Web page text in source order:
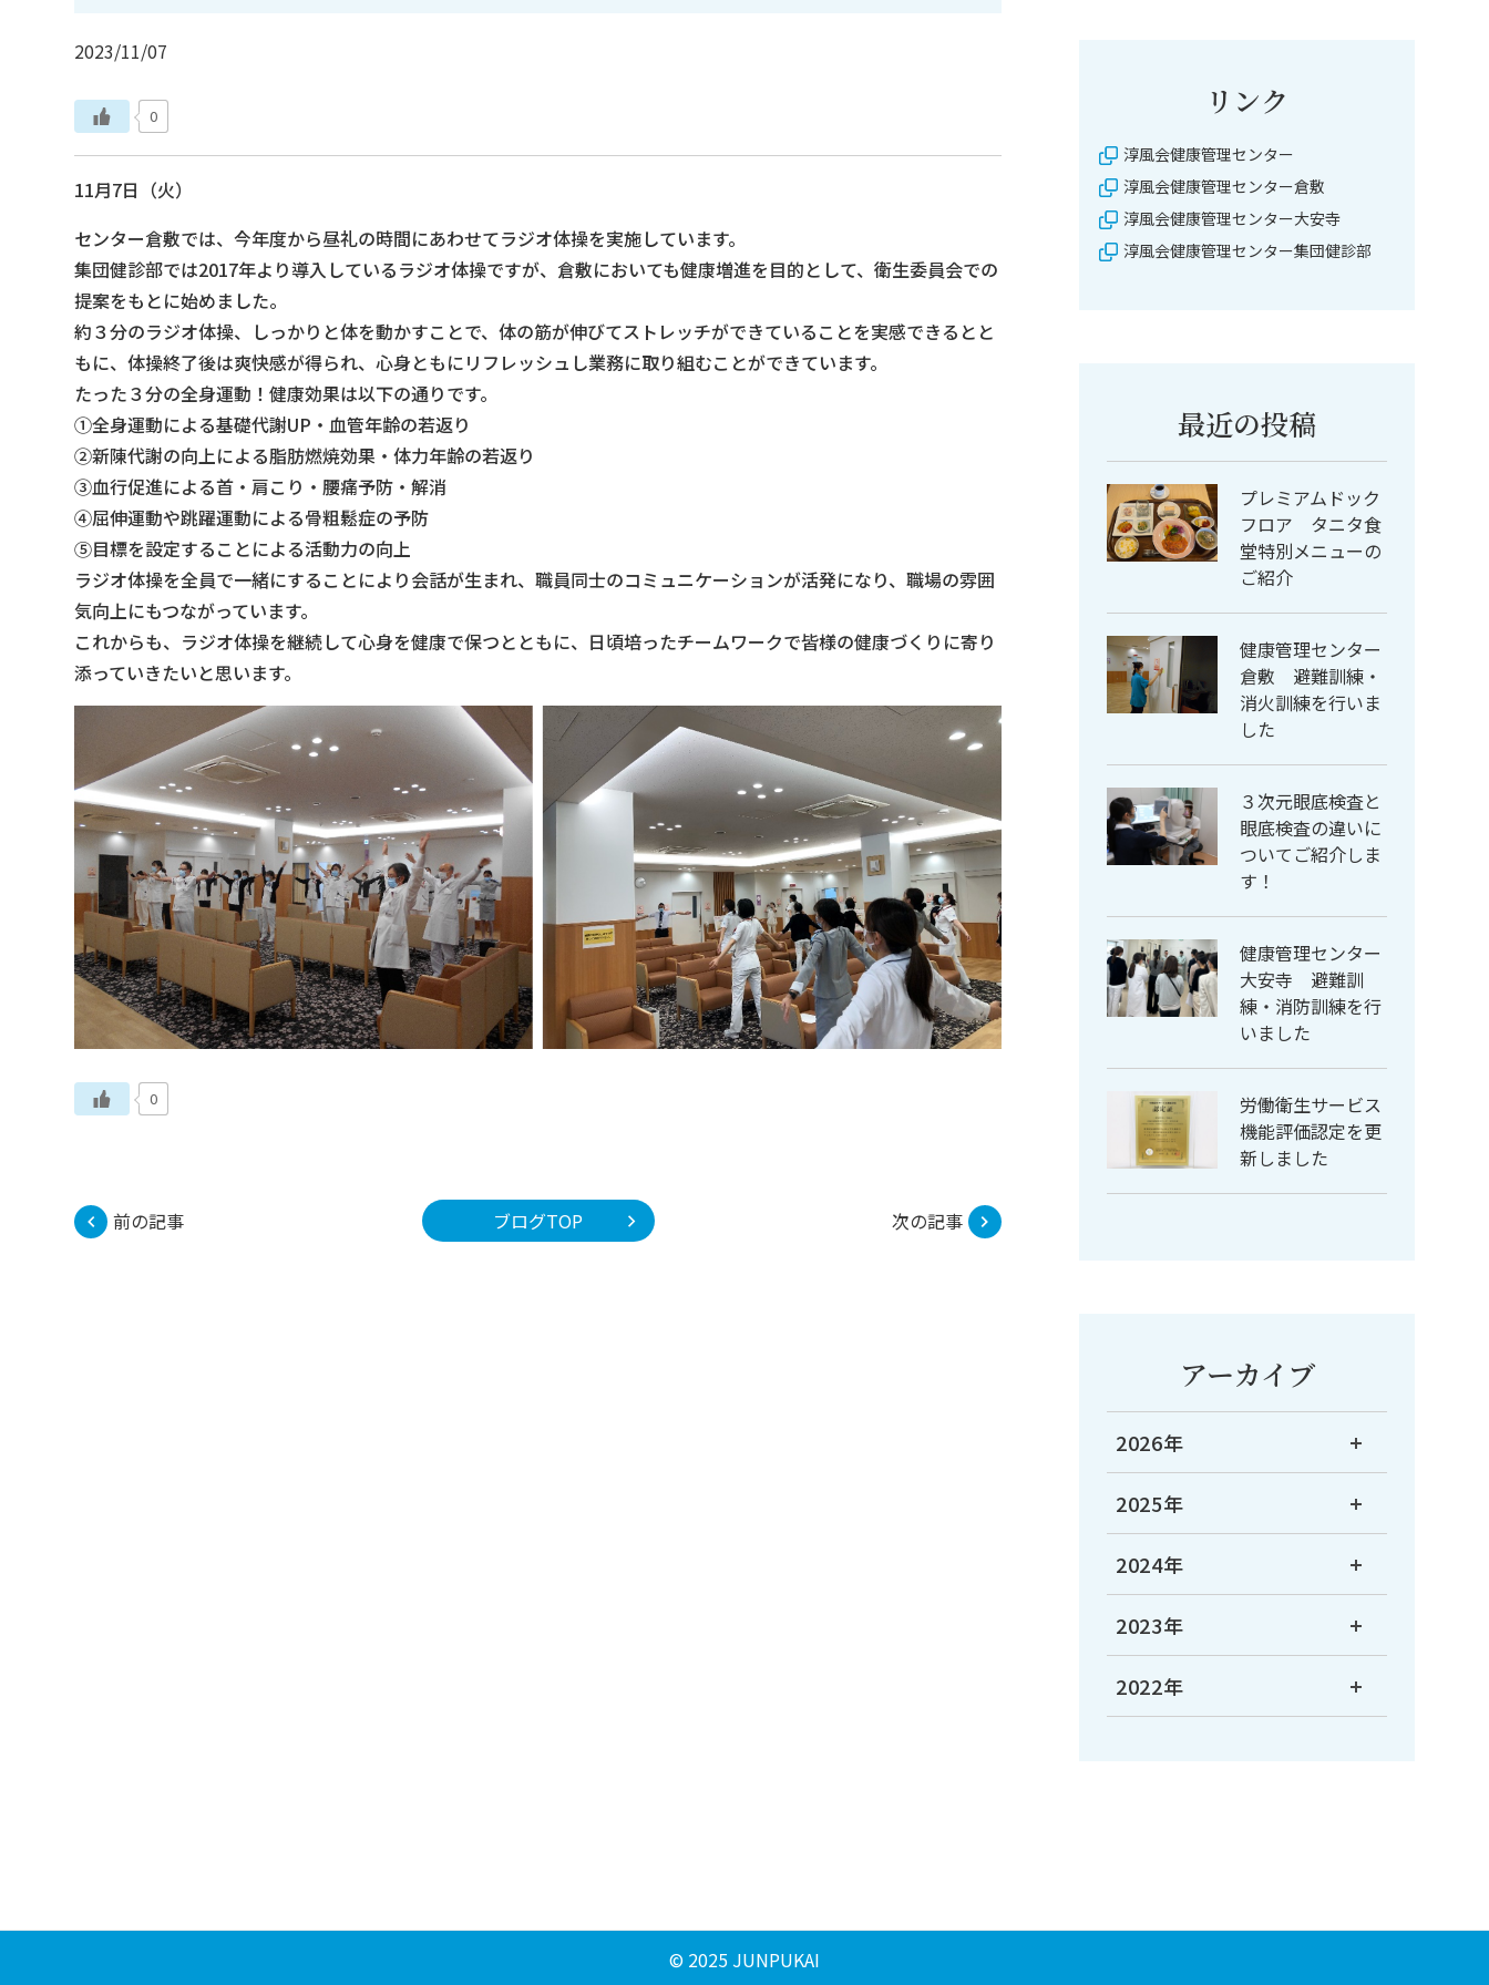
2023/11/07
0
11月7日（火）
センター倉敷では、今年度から昼礼の時間にあわせてラジオ体操を実施しています。
集団健診部では2017年より導入しているラジオ体操ですが、倉敷においても健康増進を目的として、衛生委員会での
提案をもとに始めました。
約３分のラジオ体操、しっかりと体を動かすことで、体の筋が伸びてストレッチができていることを実感できるとと
もに、体操終了後は爽快感が得られ、心身ともにリフレッシュし業務に取り組むことができています。
たった３分の全身運動！健康効果は以下の通りです。
①全身運動による基礎代謝UP・血管年齢の若返り
②新陳代謝の向上による脂肪燃焼効果・体力年齢の若返り
③血行促進による首・肩こり・腰痛予防・解消
④屈伸運動や跳躍運動による骨粗鬆症の予防
⑤目標を設定することによる活動力の向上
ラジオ体操を全員で一緒にすることにより会話が生まれ、職員同士のコミュニケーションが活発になり、職場の雰囲
気向上にもつながっています。
これからも、ラジオ体操を継続して心身を健康で保つとともに、日頃培ったチームワークで皆様の健康づくりに寄り
添っていきたいと思います。
0
ブログTOP 次の記事
前の記事
リンク
淳風会健康管理センター
淳風会健康管理センター倉敷
淳風会健康管理センター大安寺
淳風会健康管理センター集団健診部
最近の投稿
プレミアムドック
フロア タニタ食
堂特別メニューの
ご紹介
健康管理センター
倉敷 避難訓練・
消火訓練を行いま
した
３次元眼底検査と
眼底検査の違いに
ついてご紹介しま
す！
健康管理センター
大安寺 避難訓
練・消防訓練を行
いました
労働衛生サービス
機能評価認定を更
新しました
アーカイブ
2026年
2025年
2024年
2023年
2022年
© 2025 JUNPUKAI